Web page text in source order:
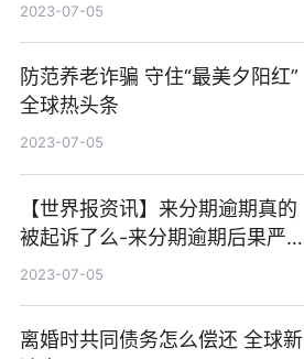
2023-07-05
防范养老诈骗 守住“最美夕阳红”
全球热头条
2023-07-05
【世界报资讯】来分期逾期真的
被起诉了么-来分期逾期后果严重
么
2023-07-05
离婚时共同债务怎么偿还 全球新